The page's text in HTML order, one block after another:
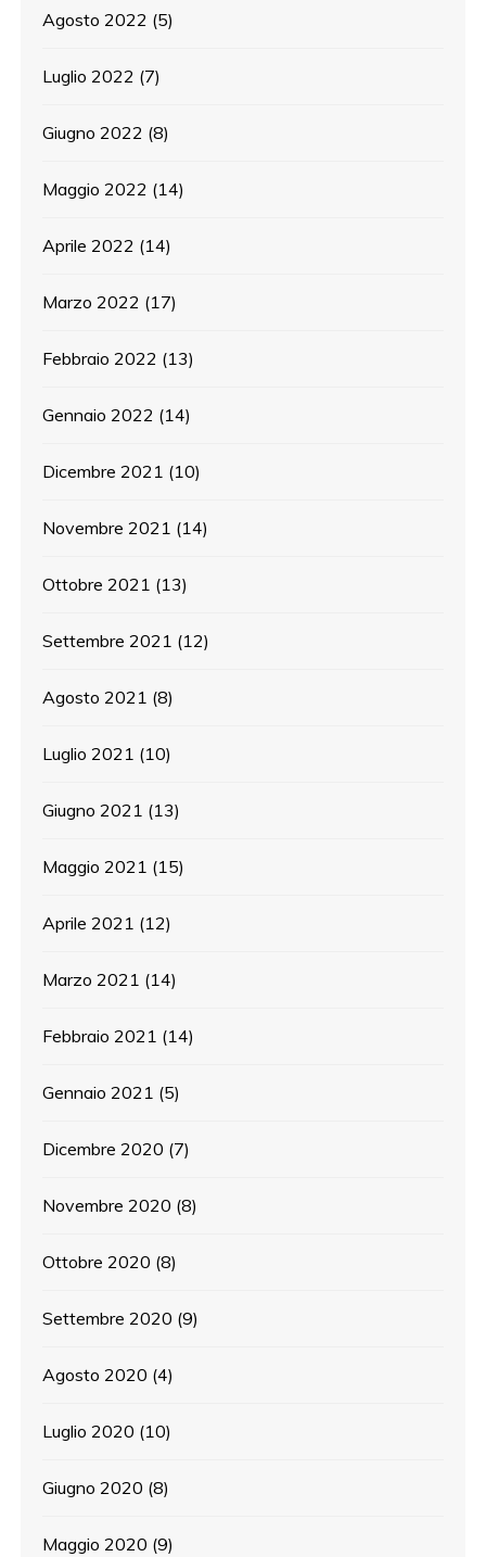
Agosto 2022 (5)
Luglio 2022 (7)
Giugno 2022 (8)
Maggio 2022 (14)
Aprile 2022 (14)
Marzo 2022 (17)
Febbraio 2022 (13)
Gennaio 2022 (14)
Dicembre 2021 (10)
Novembre 2021 (14)
Ottobre 2021 (13)
Settembre 2021 (12)
Agosto 2021 (8)
Luglio 2021 (10)
Giugno 2021 (13)
Maggio 2021 (15)
Aprile 2021 (12)
Marzo 2021 (14)
Febbraio 2021 (14)
Gennaio 2021 (5)
Dicembre 2020 (7)
Novembre 2020 (8)
Ottobre 2020 (8)
Settembre 2020 (9)
Agosto 2020 (4)
Luglio 2020 (10)
Giugno 2020 (8)
Maggio 2020 (9)